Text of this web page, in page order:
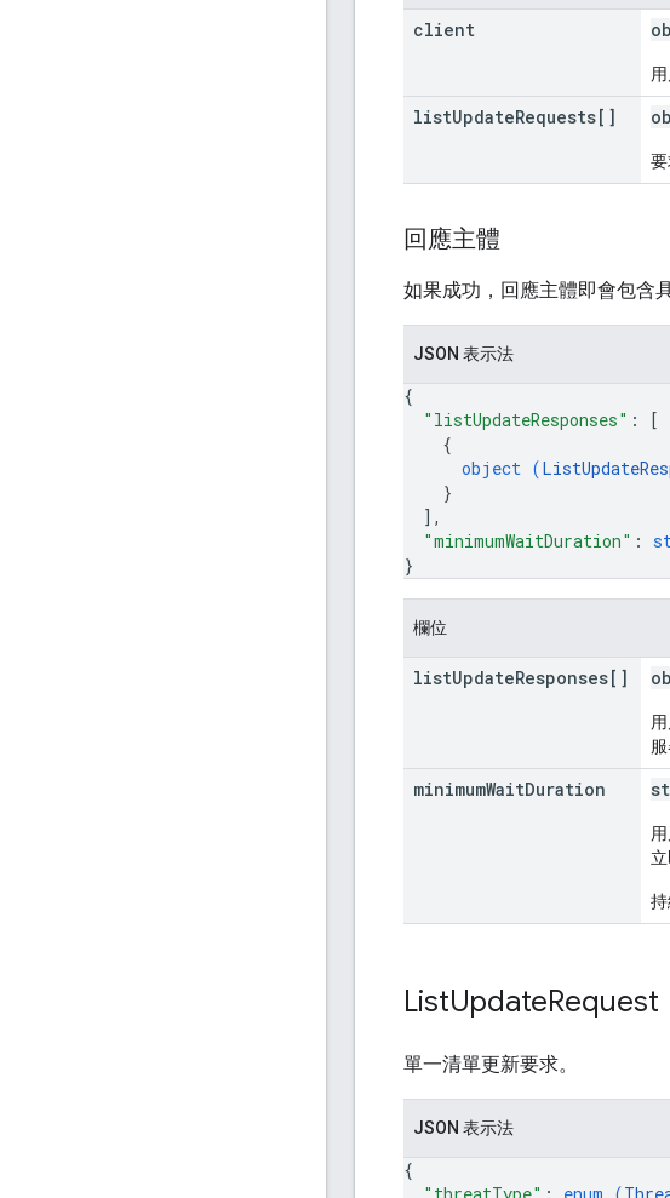
client
listUpdateRequests[]
要
回應主體
如果成功，回應主體即會包含
JSON 表示法
{
"listUpdateResponses" :
[
{
object (
}
] ,
"minimumWaitDuration" :
}
欄位
listUpdateResponses[]
minimumWaitDuration
立
ListUpdateRequest
單一清單更新要求。
JSON 表示法
{